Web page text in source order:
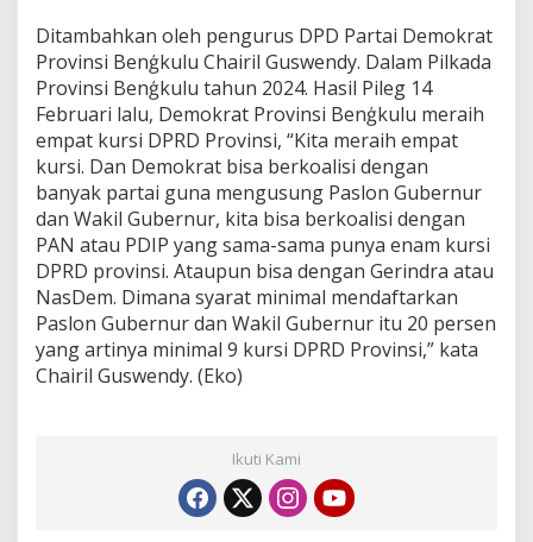
Ditambahkan oleh pengurus DPD Partai Demokrat
Provinsi Benģkulu Chairil Guswendy. Dalam Pilkada
Provinsi Benģkulu tahun 2024. Hasil Pileg 14
Februari lalu, Demokrat Provinsi Benģkulu meraih
empat kursi DPRD Provinsi, “Kita meraih empat
kursi. Dan Demokrat bisa berkoalisi dengan
banyak partai guna mengusung Paslon Gubernur
dan Wakil Gubernur, kita bisa berkoalisi dengan
PAN atau PDIP yang sama-sama punya enam kursi
DPRD provinsi. Ataupun bisa dengan Gerindra atau
NasDem. Dimana syarat minimal mendaftarkan
Paslon Gubernur dan Wakil Gubernur itu 20 persen
yang artinya minimal 9 kursi DPRD Provinsi,” kata
Chairil Guswendy. (Eko)
Ikuti Kami